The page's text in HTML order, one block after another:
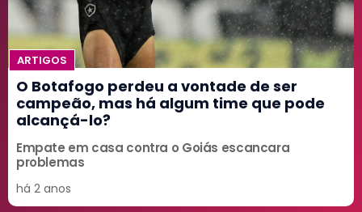
ARTIGOS
O Botafogo perdeu a vontade de ser
campeão, mas há algum time que pode
alcançá-lo?
Empate em casa contra o Goiás escancara
problemas
há 2 anos